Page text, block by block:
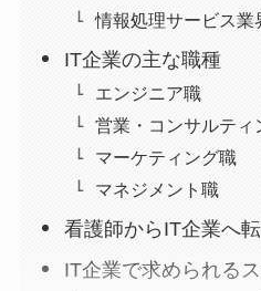
情報処理サービス業
IT企業の主な職種
エンジニア職
営業・コンサルティ
マーケティング職
マネジメント職
看護師からIT企業へ
IT企業で求められる